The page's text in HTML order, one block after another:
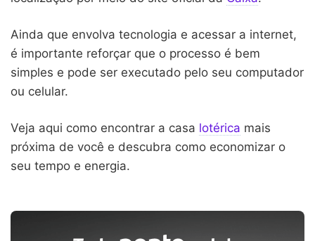
Ainda que envolva tecnologia e acessar a internet,
é importante reforçar que o processo é bem
simples e pode ser executado pelo seu computador
ou celular.
Veja aqui como encontrar a casa lotérica mais
próxima de você e descubra como economizar o
seu tempo e energia.